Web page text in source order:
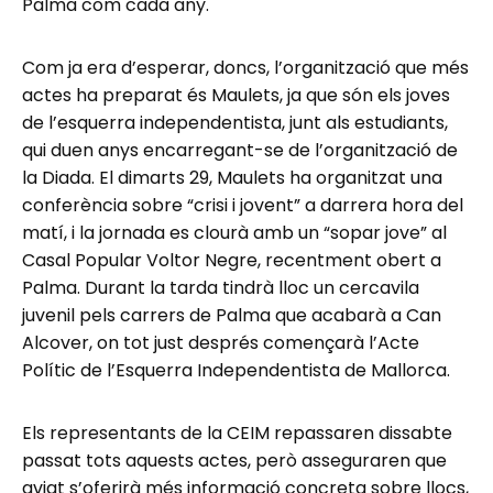
Palma com cada any.
Com ja era d’esperar, doncs, l’organització que més
actes ha preparat és Maulets, ja que són els joves
de l’esquerra independentista, junt als estudiants,
qui duen anys encarregant-se de l’organització de
la Diada. El dimarts 29, Maulets ha organitzat una
conferència sobre “crisi i jovent” a darrera hora del
matí, i la jornada es clourà amb un “sopar jove” al
Casal Popular Voltor Negre, recentment obert a
Palma. Durant la tarda tindrà lloc un cercavila
juvenil pels carrers de Palma que acabarà a Can
Alcover, on tot just després començarà l’Acte
Polític de l’Esquerra Independentista de Mallorca.
Els representants de la CEIM repassaren dissabte
passat tots aquests actes, però asseguraren que